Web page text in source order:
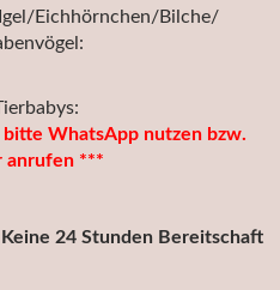
Eichhörnchen/Bilche/
WhatsApp nutzen bzw.
anrufen ***
24 Stunden Bereitschaft